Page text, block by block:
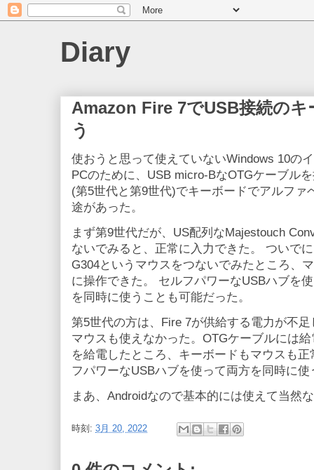
Diary
Amazon Fire 7でUSB接続の
う
使おうと思って使えていないWindows 10の
PCのために、USB micro-BなOTGケーブル
(第5世代と第9世代)でキーボードでアルファ
途があった。
まず第9世代だが、US配列なMajestouch
ないでみると、正常に入力できた。 ついで
G304というマウスをつないでみたところ、
に操作できた。 セルフパワーなUSBハブを
を同時に使うことも可能だった。
第5世代の方は、Fire 7が供給する電力が不
マウスも使えなかった。OTGケーブルには
を給電したところ、キーボードもマウスも
フパワーなUSBハブを使って両方を同時に
まあ、Androidなので基本的には使えて当然
時刻: 3月 20, 2022